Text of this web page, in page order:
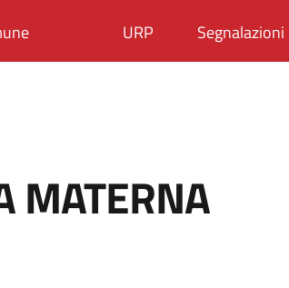
URP Segnalazioni
MATERNA